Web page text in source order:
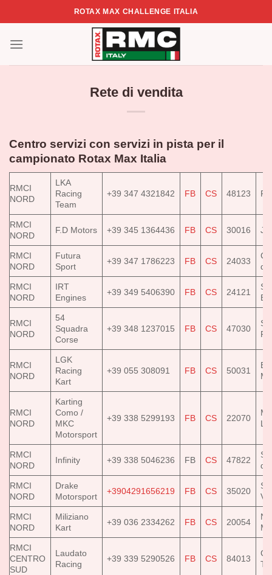
ai
ROTAX MAX CHALLENGE ITALIA
Rete di vendita
Centro servizi con servizi in pista per il
campionato Rotax Max Italia
RMCI
NORD
LKA
Racing
Team
+39 347 4321842 FB CS 48123
RMCI
NORD
F.D Motors +39 345 1364436 FB CS 30016
RMCI
NORD
Futura
Sport
+39 347 1786223 FB CS 24033
RMCI
NORD
IRT
Engines
+39 349 5406390 FB CS 24121
RMCI
NORD
54
Squadra
Corse
+39 348 1237015 FB CS 47030
RMCI
NORD
LGK
Racing
Kart
+39 055 308091 FB CS 50031
RMCI
NORD
Karting
Como /
MKC
Motorsport
+39 338 5299193 FB CS 22070
RMCI
NORD
Infinity +39 338 5046236 FB CS 47822
S.
di
RMCI
NORD
Drake
Motorsport
+3904291656219 FB CS 35020
RMCI
NORD
Miliziano
Kart
+39 036 2334262 FB CS 20054
RMCI
CENTRO
SUD
Laudato
Racing
+39 339 5290526 FB CS 84013